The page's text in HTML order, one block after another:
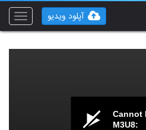
Toggle
آپلود ویدیو
Cannot
M3U8: